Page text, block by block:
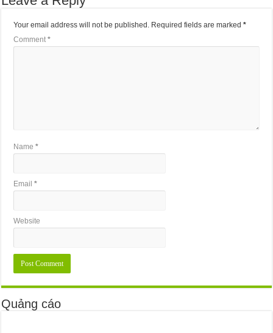
Your email address will not be published. Required fields are marked*
Comment*
Name*
Email*
Website
Quảng cáo